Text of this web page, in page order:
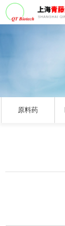
原料药